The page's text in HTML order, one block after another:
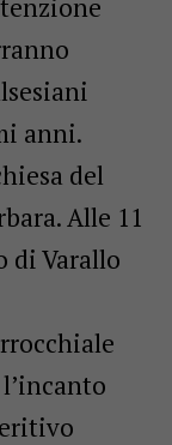
anni.
del
Alle 11
di Varallo